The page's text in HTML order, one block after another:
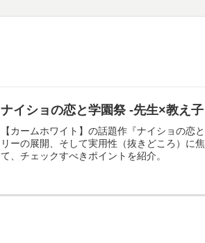
ナイショの恋と学園祭 -先生×教え
【カームホワイト】の話題作『ナイショの
リーの展開、そして実用性（抜きどころ）に
て、チェックすべきポイントを紹介。